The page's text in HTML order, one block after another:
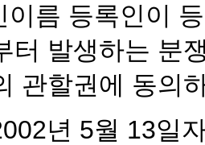
이름 등록인이
터 발생하는 분
관할권에 동의
년 5월 13일